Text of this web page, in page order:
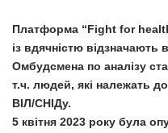
Платформа “Fight for
із вдячністю
Омбудсмена по аналізу
т.ч. людей, які належать
ВІЛ/СНІДу.
5 квітня 2023 року була